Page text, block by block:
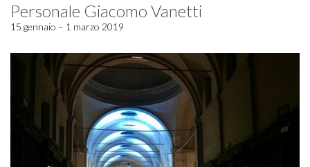
Personale Giacomo Vanetti
15 gennaio – 1 marzo 2019